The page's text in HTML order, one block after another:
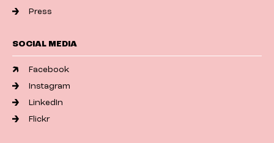
Press
SOCIAL MEDIA
Facebook
Instagram
LinkedIn
Flickr